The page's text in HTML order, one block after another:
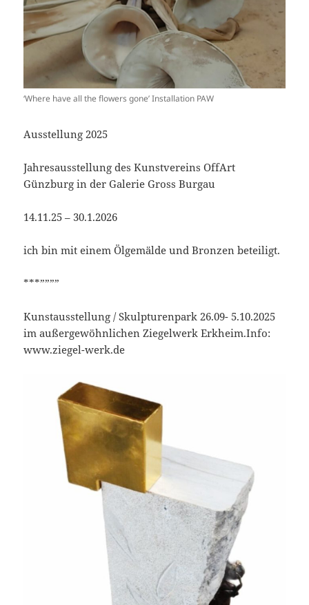
‘Where have all the flowers gone’ Installation PAW
Ausstellung 2025
Jahresausstellung des Kunstvereins OffArt
Günzburg in der Galerie Gross Burgau
14.11.25 – 30.1.2026
ich bin mit einem Ölgemälde und Bronzen beteiligt.
***””””
Kunstausstellung / Skulpturenpark 26.09- 5.10.2025
im außergewöhnlichen Ziegelwerk Erkheim.Info:
www.ziegel-werk.de